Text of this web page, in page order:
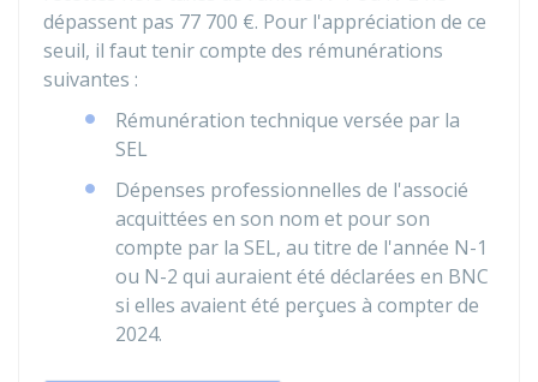
dépassent pas 77 700 €. Pour l'appréciation de ce
seuil, il faut tenir compte des rémunérations
suivantes :
Rémunération technique versée par la
SEL
Dépenses professionnelles de l'associé
acquittées en son nom et pour son
compte par la SEL, au titre de l'année N-1
ou N-2 qui auraient été déclarées en BNC
si elles avaient été perçues à compter de
2024.